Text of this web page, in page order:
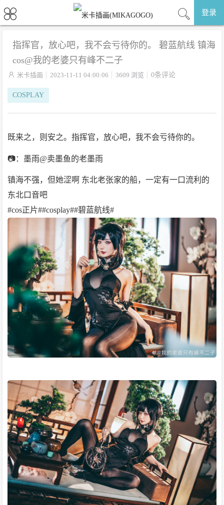
登录
指挥官，放心吧，我不会亏待你的。 碧蓝航线 镇海
cos@我的老婆只有峰不二子
 米卡插画 2023-11-11 04:00:06 3609 浏览 0条评论
COSPLAY
既来之，则安之。指挥官，放心吧，我不会亏待你的。
📷：墨雨@卖墨鱼的老墨雨
镇海不强，但她涩啊 东北老张家的船，一定有一口流利的
东北口音吧
#cos正片##cosplay##碧蓝航线#